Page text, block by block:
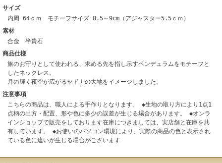
サイズ
内周 64ｃｍ モチーフサイズ 8.5～9cm（アジャスター5.5ｃｍ）
素材
合金 半貴石
商品仕様
旅のお守りとして使われる、求める先を指し示すペンデュラムをモチーフと
したネックレス。
月の輝く夜空が広がるセドナの大地をイメージしました。
注意事項
こちらの商品は、職人による手作りとなります。 ◆生地の取り方により1点1
点柄の出方・配置、形や色に多少の誤差が生じる場合があります。 ◆オンラ
インショップで販売をしております在庫につきましては、実店舗と在庫を共
有しています。 ◆お使いのパソコン環境により、実際の商品の色と表示され
ている色に違いが生じる場合がございます